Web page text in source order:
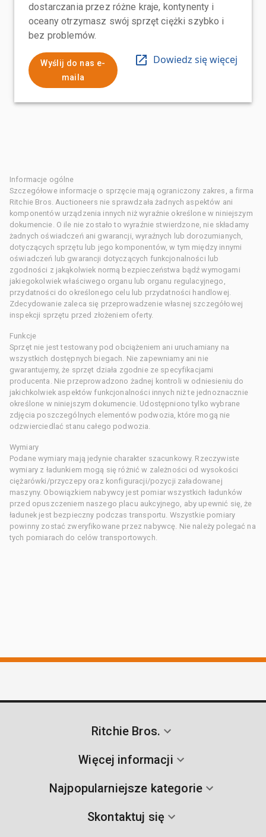
dostarczania przez różne kraje, kontynenty i
oceany otrzymasz swój sprzęt ciężki szybko i
bez problemów.
Wyślij do nas e-
maila
Dowiedz się więcej
Informacje ogólne
Szczegółowe informacje o sprzęcie mają ograniczony zakres, a firma
Ritchie Bros. Auctioneers nie sprawdzała żadnych aspektów ani
komponentów urządzenia innych niż wyraźnie określone w niniejszym
dokumencie. O ile nie zostało to wyraźnie stwierdzone, nie składamy
żadnych oświadczeń ani gwarancji, wyraźnych lub dorozumianych,
dotyczących sprzętu lub jego komponentów, w tym między innymi
oświadczeń lub gwarancji dotyczących funkcjonalności lub
zgodności z jakąkolwiek normą bezpieczeństwa bądź wymogami
jakiegokolwiek właściwego organu lub organu regulacyjnego,
przydatności do określonego celu lub przydatności handlowej.
Zdecydowanie zaleca się przeprowadzenie własnej szczegółowej
inspekcji sprzętu przed złożeniem oferty.
Funkcje
Sprzęt nie jest testowany pod obciążeniem ani uruchamiany na
wszystkich dostępnych biegach. Nie zapewniamy ani nie
gwarantujemy, że sprzęt działa zgodnie ze specyfikacjami
producenta. Nie przeprowadzono żadnej kontroli w odniesieniu do
jakichkolwiek aspektów funkcjonalności innych niż te jednoznacznie
określone w niniejszym dokumencie. Udostępniono tylko wybrane
zdjęcia poszczególnych elementów podwozia, które mogą nie
odzwierciedlać stanu całego podwozia.
Wymiary
Podane wymiary mają jedynie charakter szacunkowy. Rzeczywiste
wymiary z ładunkiem mogą się różnić w zależności od wysokości
ciężarówki/przyczepy oraz konfiguracji/pozycji załadowanej
maszyny. Obowiązkiem nabywcy jest pomiar wszystkich ładunków
przed opuszczeniem naszego placu aukcyjnego, aby upewnić się, że
ładunek jest bezpieczny podczas transportu. Wszystkie pomiary
powinny zostać zweryfikowane przez nabywcę. Nie należy polegać na
tych pomiarach do celów transportowych.
Ritchie Bros.
Więcej informacji
Najpopularniejsze kategorie
Skontaktuj się